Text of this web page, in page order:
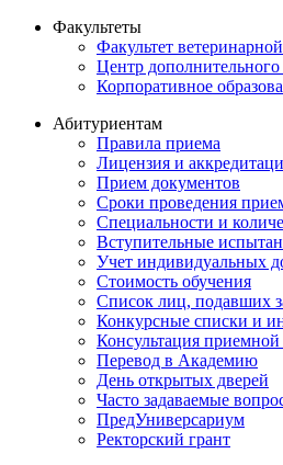
Факультеты
Факультет
Центр дополнительного
Корпоративное
Абитуриентам
Правила приема
Лицензия и
Прием документов
Сроки проведения
Специальности и
Вступительные
Учет индивидуальных
Стоимость обучения
Список лиц, подавших
Конкурсные списки и
Консультация
Перевод в Академию
День открытых дверей
Часто задаваемые
ПредУниверсариум
Ректорский грант